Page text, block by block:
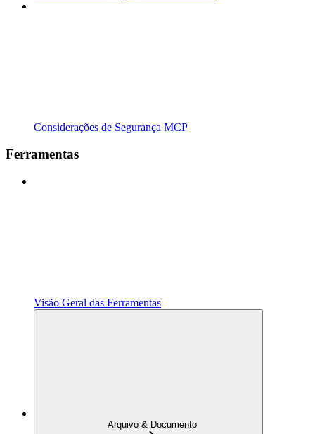
Considerações de Segurança MCP
Ferramentas
Visão Geral das Ferramentas
Arquivo & Documento